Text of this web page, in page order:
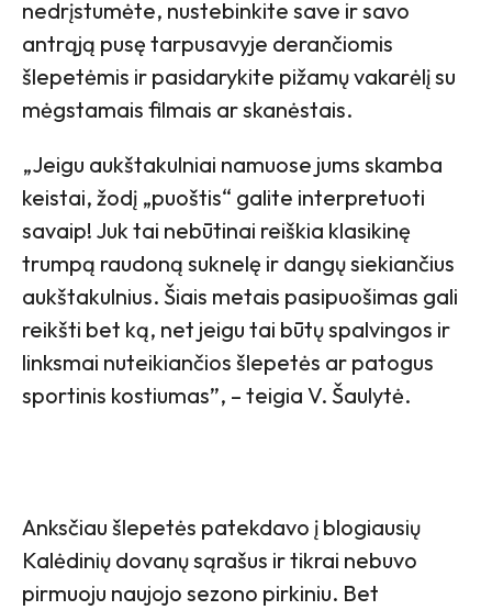
nedrįstumėte, nustebinkite save ir savo
antrąją pusę tarpusavyje derančiomis
šlepetėmis ir pasidarykite pižamų vakarėlį su
mėgstamais filmais ar skanėstais.
„Jeigu aukštakulniai namuose jums skamba
keistai, žodį „puoštis“ galite interpretuoti
savaip! Juk tai nebūtinai reiškia klasikinę
trumpą raudoną suknelę ir dangų siekiančius
aukštakulnius. Šiais metais pasipuošimas gali
reikšti bet ką, net jeigu tai būtų spalvingos ir
linksmai nuteikiančios šlepetės ar patogus
sportinis kostiumas”, – teigia V. Šaulytė.
Anksčiau šlepetės patekdavo į blogiausių
Kalėdinių dovanų sąrašus ir tikrai nebuvo
pirmuoju naujojo sezono pirkiniu. Bet